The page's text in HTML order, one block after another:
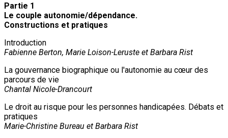
Partie 1
Le couple autonomie/dépendance.
Constructions et pratiques
Introduction
Fabienne Berton, Marie Loison-Leruste et Barbara Rist
La gouvernance biographique ou l'autonomie au cœur des
parcours de vie
Chantal Nicole-Drancourt
Le droit au risque pour les personnes handicapées. Débats et
pratiques
Marie-Christine Bureau et Barbara Rist